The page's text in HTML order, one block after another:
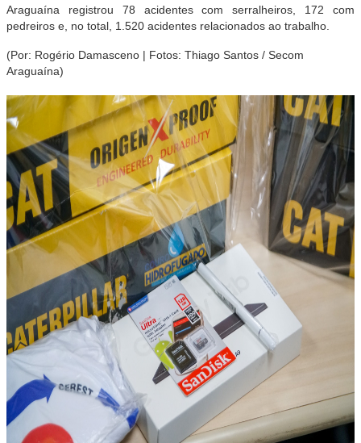
Araguaína registrou 78 acidentes com serralheiros, 172 com
pedreiros e, no total, 1.520 acidentes relacionados ao trabalho.
(Por: Rogério Damasceno | Fotos: Thiago Santos / Secom
Araguaína)